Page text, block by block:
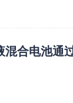
混合电池通